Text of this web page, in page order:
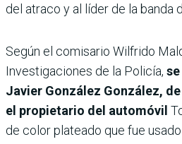
del atraco y al líder de la banda
Según el comisario Wilfrido
Investigaciones de la Policía,
Javier González González,
el propietario del automóvil
de color plateado que fue